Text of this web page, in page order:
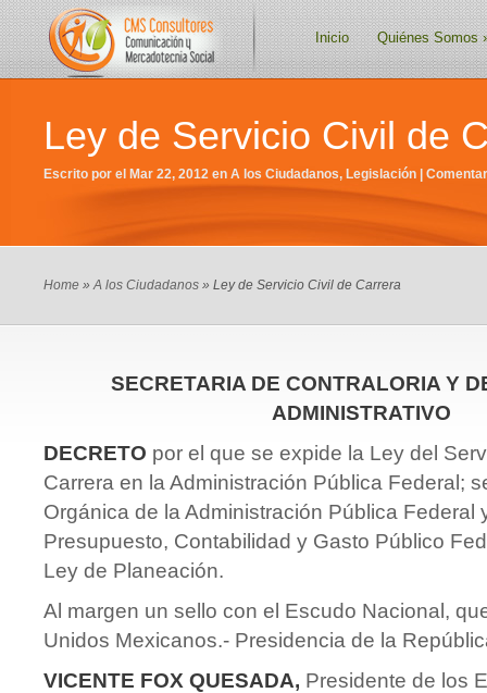
Inicio Quiénes Somos
Ley de Servicio Civil de
Escrito por el Mar 22, 2012 en A los Ciudadanos, Legislación
Home »A los Ciudadanos » Ley de Servicio Civil de Carrera
SECRETARIA DE CONTRALORIA Y
ADMINISTRATIVO
DECRETO por el que se expide la Ley del
Carrera en la Administración Pública Federal;
Orgánica de la Administración Pública Federal
Presupuesto, Contabilidad y Gasto Público
Ley de Planeación.
Al margen un sello con el Escudo Nacional,
Unidos Mexicanos.- Presidencia de la
VICENTE FOX QUESADA, Presidente de los